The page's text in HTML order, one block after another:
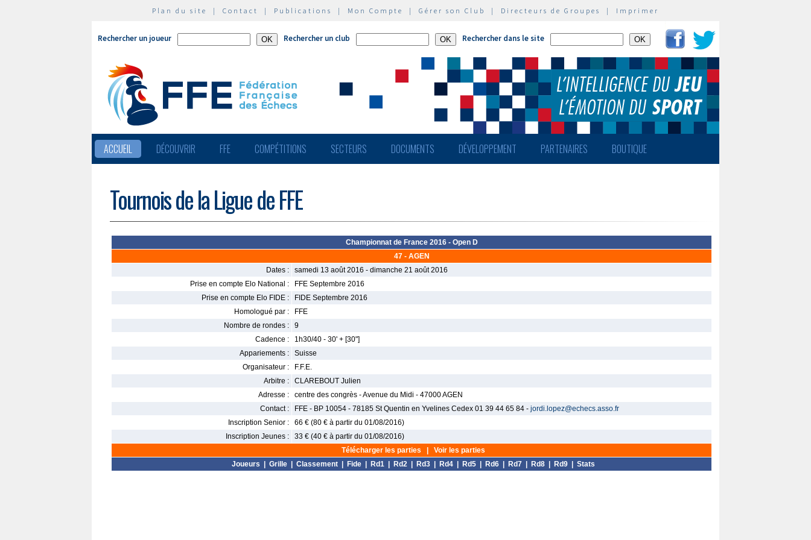
Plan du site | Contact | Publications | Mon Compte | Gérer son Club | Directeurs de Groupes | Imprimer
Rechercher un joueur Rechercher un club Rechercher dans le site
ACCUEIL DÉCOUVRIR FFE COMPÉTITIONS SECTEURS DOCUMENTS DÉVELOPPEMENT PARTENAIRES BOUTIQUE
Tournois de la Ligue de FFE
Championnat de France 2016 - Open D
47 - AGEN
Dates :
samedi 13 août 2016 - dimanche 21 août 2016
Prise en compte Elo National :
FFE Septembre 2016
Prise en compte Elo FIDE :
FIDE Septembre 2016
Homologué par :
FFE
Nombre de rondes :
9
Cadence :
1h30/40 - 30' + [30"]
Appariements :
Suisse
Organisateur :
F.F.E.
Arbitre :
CLAREBOUT Julien
Adresse :
centre des congrès - Avenue du Midi - 47000 AGEN
Contact :
FFE - BP 10054 - 78185 St Quentin en Yvelines Cedex 01 39 44 65 84 - jordi.lopez@echecs.asso.fr
Inscription Senior :
66 € (80 € à partir du 01/08/2016)
Inscription Jeunes :
33 € (40 € à partir du 01/08/2016)
Télécharger les parties
Voir les parties
Joueurs
Grille Classement Fide Rd1 Rd2 Rd3 Rd4 Rd5 Rd6 Rd7 Rd8 Rd9 Stats